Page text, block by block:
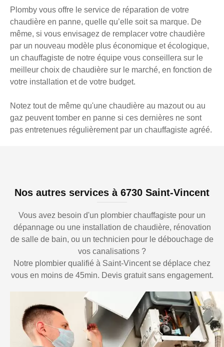
Plomby vous offre le service de réparation de votre
chaudière en panne, quelle qu’elle soit sa marque. De
même, si vous envisagez de remplacer votre chaudière
par un nouveau modèle plus économique et écologique,
un chauffagiste de notre équipe vous conseillera sur le
meilleur choix de chaudière sur le marché, en fonction de
votre installation et de votre budget.
Notez tout de même qu'une chaudière au mazout ou au
gaz peuvent tomber en panne si ces dernières ne sont
pas entretenues régulièrement par un chauffagiste agréé.
Nos autres services à 6730 Saint-Vincent
Vous avez besoin d'un plombier chauffagiste pour un
dépannage ou une installation de chaudière, rénovation
de salle de bain, ou un technicien pour le débouchage de
vos canalisations ?
Notre plombier qualifié à Saint-Vincent se déplace chez
vous en moins de 45min. Devis gratuit sans engagement.